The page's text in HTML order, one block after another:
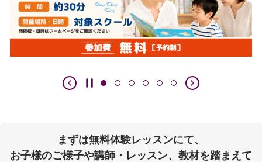
まずは無料体験レッスンにて、
お子様のご様子や講師・レッスン、教材を踏まえて